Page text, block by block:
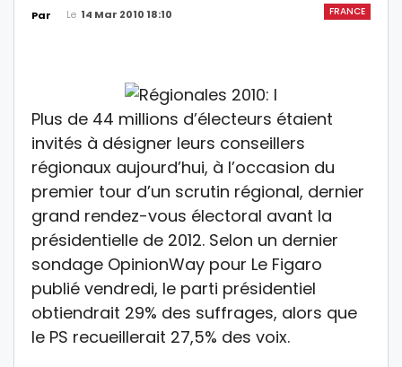
FRANCE
Par Le 14 Mar 2010 18:10
Plus de 44 millions d’électeurs étaient
invités à désigner leurs conseillers
régionaux aujourd’hui, à l’occasion du
premier tour d’un scrutin régional, dernier
grand rendez-vous électoral avant la
présidentielle de 2012. Selon un dernier
sondage OpinionWay pour Le Figaro
publié vendredi, le parti présidentiel
obtiendrait 29% des suffrages, alors que
le PS recueillerait 27,5% des voix.